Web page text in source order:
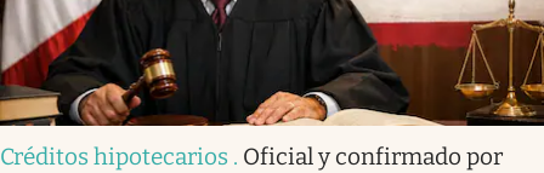
Créditos hipotecarios . Oficial y confirmado por